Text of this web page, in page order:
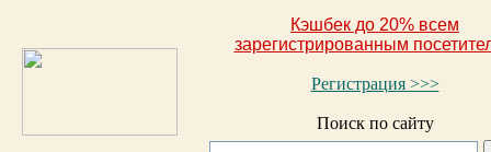
Кэшбек до 20% всем
зарегистрированным
Регистрация >>>
Поиск по сайту